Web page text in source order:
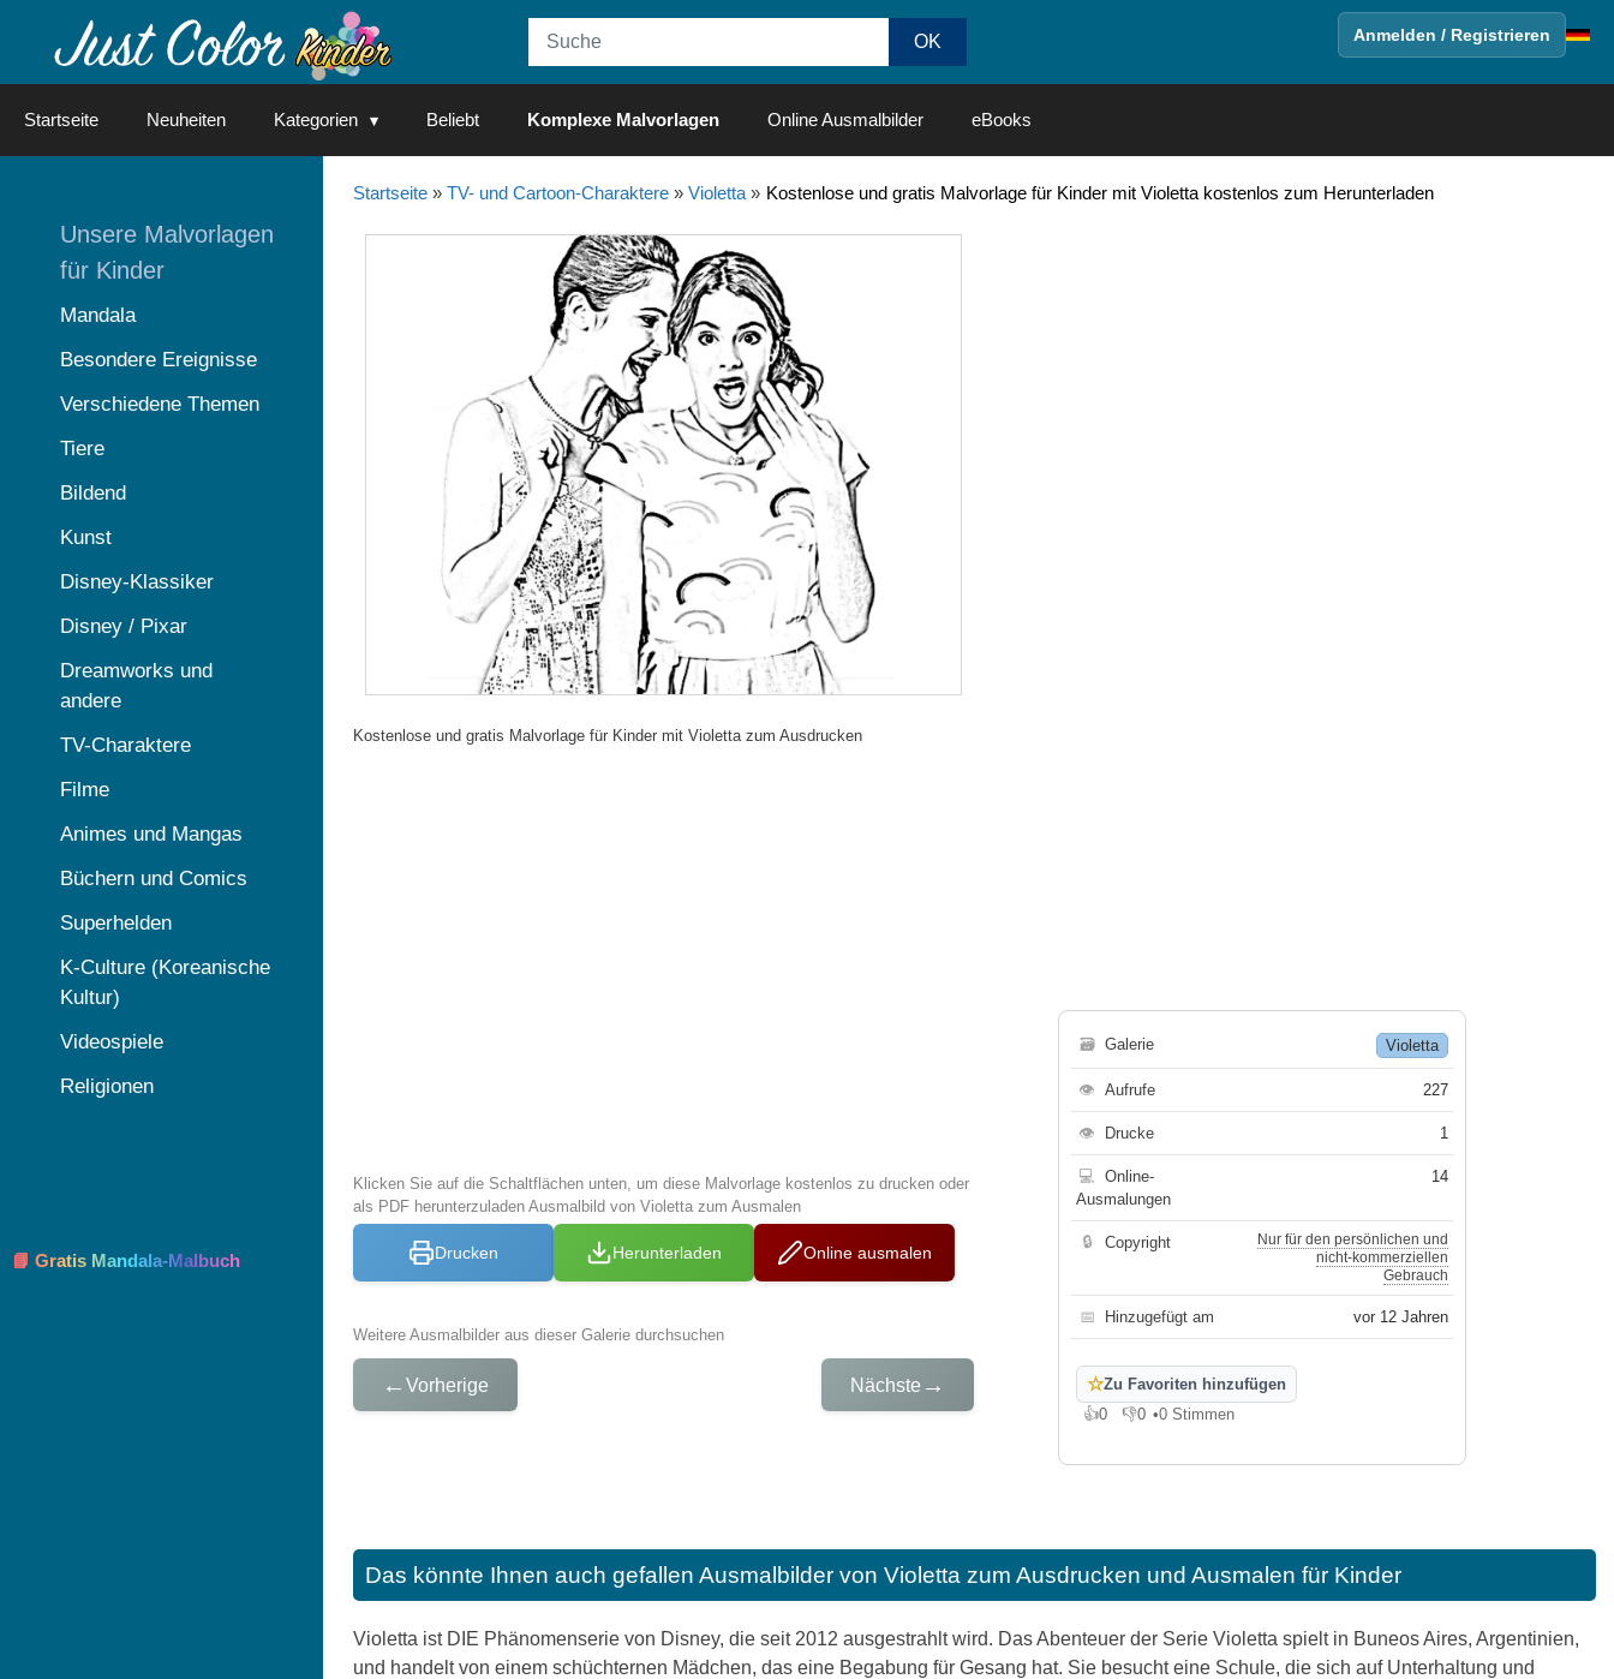
Anmelden / Registrieren
Startseite Neuheiten Kategorien Beliebt Komplexe Malvorlagen Online Ausmalbilder eBooks
Startseite» TV- und Cartoon-Charaktere» Violetta» Kostenlose und gratis Malvorlage für Kinder mit Violetta kostenlos zum Herunterladen
Kostenlose und gratis Malvorlage für Kinder mit Violetta zum Ausdrucken
Klicken Sie auf die Schaltflächen unten, um diese Malvorlage kostenlos zu drucken oder
als PDF herunterzuladen Ausmalbild von Violetta zum Ausmalen
Drucken Herunterladen Online ausmalen
Weitere Ausmalbilder aus dieser Galerie durchsuchen
← Vorherige Nächste →
🗃 Galerie Violetta
👁 Aufrufe 227
👁 Drucke 1
💻
Online-
Ausmalungen
14
🔒 Copyright
Nur für den persönlichen und
nicht-kommerziellen
Gebrauch
📅 Hinzugefügt am vor 12 Jahren
☆Zu Favoriten hinzufügen
👍0
Gefällt mir
👎0
Gefällt mir nicht
•0 Stimmen
Das könnte Ihnen auch gefallen Ausmalbilder von Violetta zum Ausdrucken und Ausmalen für Kinder
Violetta ist DIE Phänomenserie von Disney, die seit 2012 ausgestrahlt wird. Das Abenteuer der Serie Violetta spielt in Buneos Aires, Argentinien,
und handelt von einem schüchternen Mädchen, das eine Begabung für Gesang hat. Sie besucht eine Schule, die sich auf Unterhaltung und
Unsere Malvorlagen
für Kinder
Mandala
Besondere Ereignisse
Verschiedene Themen
Tiere
Bildend
Kunst
Disney-Klassiker
Disney / Pixar
Dreamworks und
andere
TV-Charaktere
Filme
Animes und Mangas
Büchern und Comics
Superhelden
K-Culture (Koreanische
Kultur)
Videospiele
Religionen
📘 Gratis Mandala-Malbuch